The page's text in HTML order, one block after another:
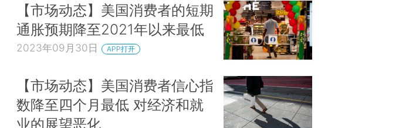
【市场动态】美国消费者的短期
通胀预期降至2021年以来最低
2023年09月30日 APP打开
【市场动态】美国消费者信心指
数降至四个月最低 对经济和就
业的展望恶化